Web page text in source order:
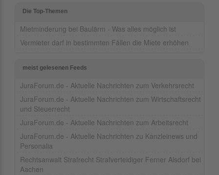
Die Top-Themen
Mietminderung bei Baulärm - Was alles möglich ist
Vermieter darf in bestimmten Fällen die Miete erhöhen
meist gelesenen Feeds
JuraForum.de - Aktuelle Nachrichten zum Verkehrsrecht
JuraForum.de - Aktuelle Nachrichten zum Wirtschaftsrecht
und Steuerrecht
JuraForum.de - Aktuelle Nachrichten zum Arbeitsrecht
JuraForum.de - Aktuelle Nachrichten zu Kanzleinews und
Personalia
Rechtsanwalt Strafrecht Strafverteidiger Ferner Alsdorf bei
Aachen